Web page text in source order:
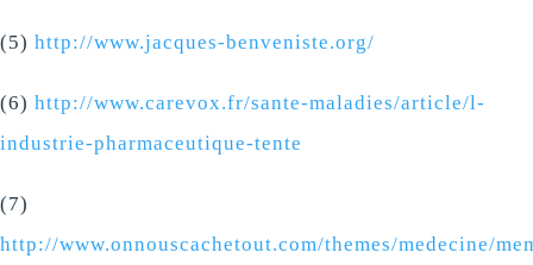
(5) http://www.jacques-benveniste.org/
(6) http://www.carevox.fr/sante-maladies/article/l-
industrie-pharmaceutique-tente
(7)
http://www.onnouscachetout.com/themes/medecine/